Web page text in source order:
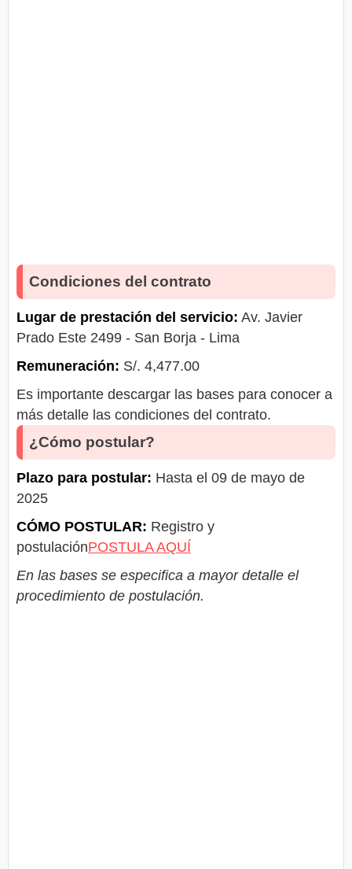
Condiciones del contrato
Lugar de prestación del servicio: Av. Javier
Prado Este 2499 - San Borja - Lima
Remuneración: S/. 4,477.00
Es importante descargar las bases para conocer a
más detalle las condiciones del contrato.
¿Cómo postular?
Plazo para postular: Hasta el 09 de mayo de
2025
CÓMO POSTULAR: Registro y
postulaciónPOSTULA AQUÍ
En las bases se especifica a mayor detalle el
procedimiento de postulación.